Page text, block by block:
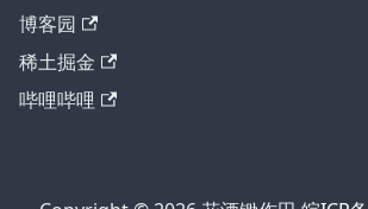
博客园
稀土掘金
哔哩哔哩